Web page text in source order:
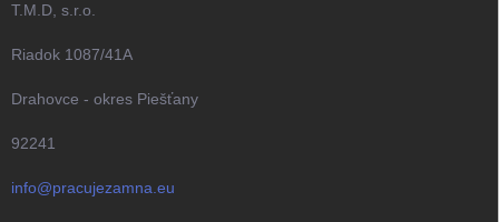
T.M.D, s.r.o.
Riadok 1087/41A
Drahovce - okres Piešťany
92241
info@pracujezamna.eu